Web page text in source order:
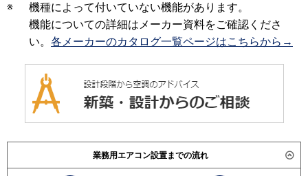
※
機種によって付いていない機能があります。
機能についての詳細はメーカー資料をご確認くださ
い。 各メーカーのカタログ一覧ページはこちらから→
業務用エアコン設置までの流れ